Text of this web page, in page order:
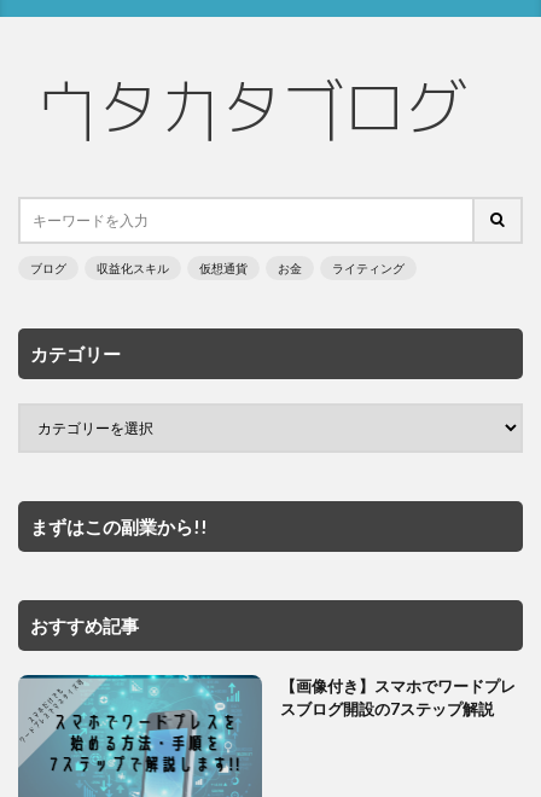
ブログ 収益化スキル 仮想通貨 お金 ライティング
カテゴリー
まずはこの副業から!!
おすすめ記事
【画像付き】スマホでワードプレ
スブログ開設の7ステップ解説